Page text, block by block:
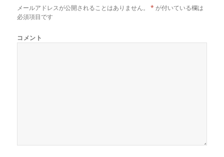
メールアドレスが公開されることはありません。 * が付いている欄は
必須項目です
コメント